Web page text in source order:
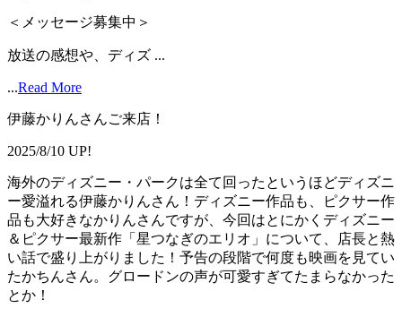
＜メッセージ募集中＞
放送の感想や、ディズ ...
...Read More
伊藤かりんさんご来店！
2025/8/10 UP!
海外のディズニー・パークは全て回ったというほどディズニ
ー愛溢れる伊藤かりんさん！ディズニー作品も、ピクサー作
品も大好きなかりんさんですが、今回はとにかくディズニー
＆ピクサー最新作「星つなぎのエリオ」について、店長と熱
い話で盛り上がりました！予告の段階で何度も映画を見てい
たかちんさん。グロードンの声が可愛すぎてたまらなかった
とか！